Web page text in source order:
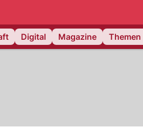
Digital Magazine Themen